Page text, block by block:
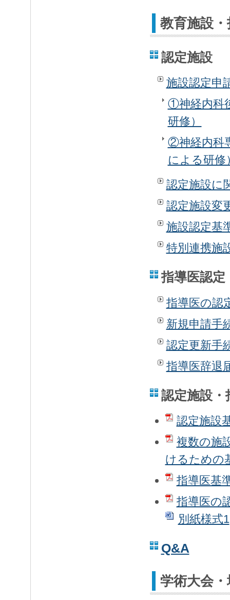
教育施設
認定施設
施設認定申
①神経内科
研修）
②神経内科
による研修
認定施設に
認定施設変
施設認定基
特別連携施
指導医認定
指導医の認
新規申請手
認定更新手
指導医辞退
認定施設・
認定施設
複数の施
けるための
指導医基
指導医の
別紙様式1
Q&A
学術大会